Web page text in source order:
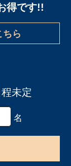
得です!!
ちら
程未定
名